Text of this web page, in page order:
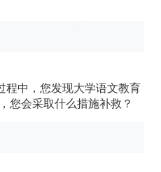
程中，您发现大学语文教育
您会采取什么措施补救？